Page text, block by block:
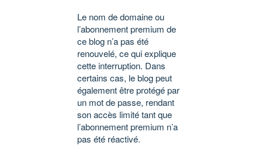
Le nom de domaine ou
l’abonnement premium de
ce blog n’a pas été
renouvelé, ce qui explique
cette interruption. Dans
certains cas, le blog peut
également être protégé par
un mot de passe, rendant
son accès limité tant que
l’abonnement premium n’a
pas été réactivé.